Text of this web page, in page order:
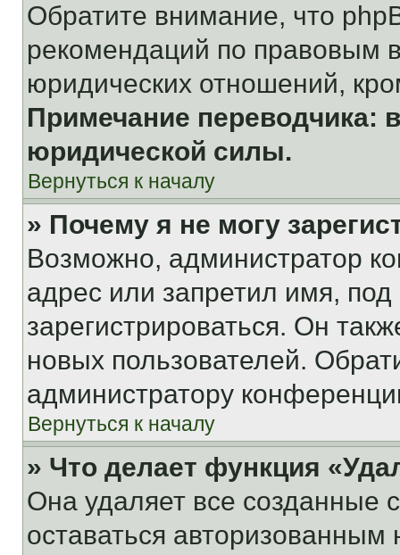
Обратите внимание, что
рекомендаций по правовым
юридических отношений,
Примечание переводчика:
юридической силы.
Вернуться к началу
» Почему я не могу
Возможно, администратор
адрес или запретил имя,
зарегистрироваться. Он
новых пользователей.
администратору
Вернуться к началу
» Что делает функция
Она удаляет все созданные
оставаться